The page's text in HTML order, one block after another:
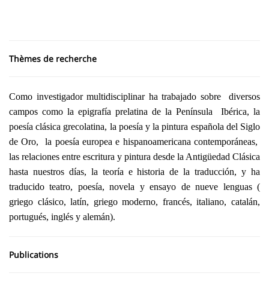
Thèmes de recherche
Como investigador multidisciplinar ha trabajado sobre diversos
campos como la epigrafía prelatina de la Península Ibérica, la
poesía clásica grecolatina, la poesía y la pintura española del Siglo
de Oro, la poesía europea e hispanoamericana contemporáneas,
las relaciones entre escritura y pintura desde la Antigüedad Clásica
hasta nuestros días, la teoría e historia de la traducción, y ha
traducido teatro, poesía, novela y ensayo de nueve lenguas (
griego clásico, latín, griego moderno, francés, italiano, catalán,
portugués, inglés y alemán).
Publications